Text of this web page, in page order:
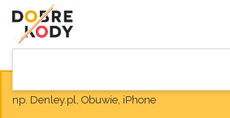
np. Denley.pl, Obuwie, iPhone